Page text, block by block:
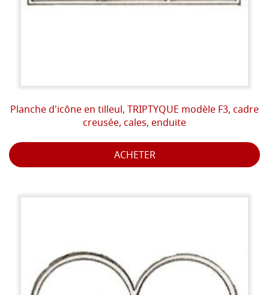
Planche d'icône en tilleul, TRIPTYQUE modèle F3, cadre
creusée, cales, enduite
ACHETER